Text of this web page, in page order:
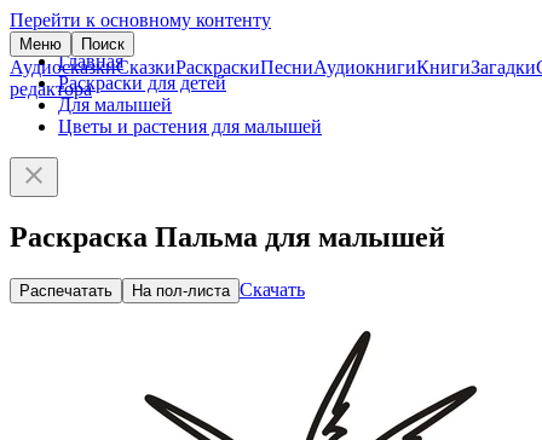
Перейти к основному контенту
Меню Поиск
АудиосказкиСказкиРаскраскиПесниАудиокнигиКнигиЗагадки
редактора
Главная
Раскраски для детей
Для малышей
Цветы и растения для малышей
Раскраска Пальма для малышей
Распечатать На пол-листа Скачать